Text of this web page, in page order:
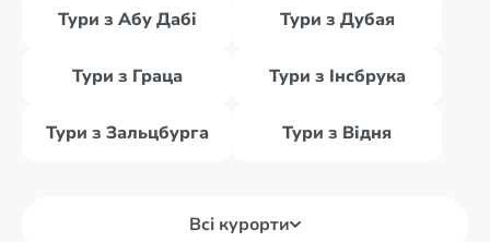
Тури з Абу Дабі Тури з Дубая
Тури з Граца Тури з Інсбрука
Тури з Зальцбурга Тури з Відня
Всі курорти